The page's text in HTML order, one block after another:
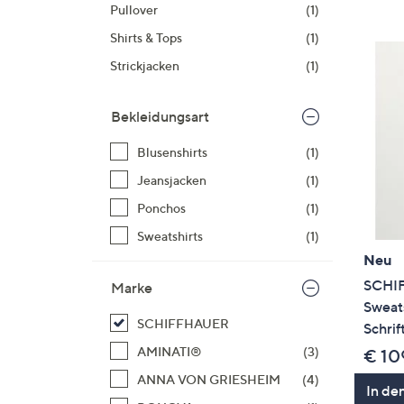
Pullover
(1)
Shirts & Tops
(1)
Strickjacken
(1)
Bekleidungsart
Blusenshirts
(1)
Jeansjacken
(1)
Ponchos
(1)
Sweatshirts
(1)
Marke
SCHIFFHAUER
AMINATI®
(3)
ANNA VON GRIESHEIM
(4)
Neu
€
In